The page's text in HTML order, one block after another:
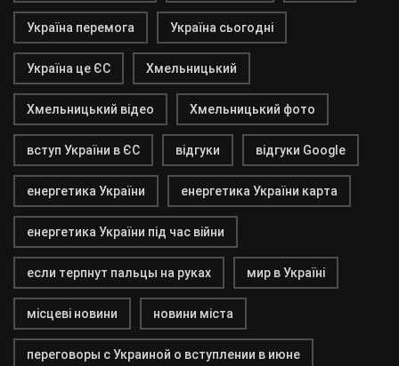
Україна перемога Україна сьогодні
Україна це ЄС Хмельницький
Хмельницький відео Хмельницький фото
вступ України в ЄС відгуки відгуки Google
енергетика України енергетика України карта
енергетика України під час війни
если терпнут пальцы на руках мир в Україні
місцеві новини новини міста
переговоры с Украиной о вступлении в июне